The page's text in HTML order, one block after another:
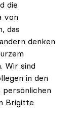
die
von
das
denken
Wir sind
in den
persönlichen
Brigitte